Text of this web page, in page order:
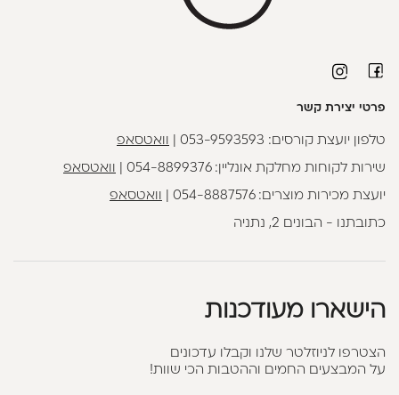
פרטי יצירת קשר
טלפון יועצת קורסים: 053-9593593 וואטסאפ
שירות לקוחות מחלקת אונליין:054-8899376 וואטסאפ
יועצת מכירות מוצרים:054-8887576 וואטסאפ
כתובתנו - הבונים 2, נתניה
הישארו מעודכנות
הצטרפו לניוזלטר שלנו וקבלו עדכונים
על המבצעים החמים וההטבות הכי שוות!